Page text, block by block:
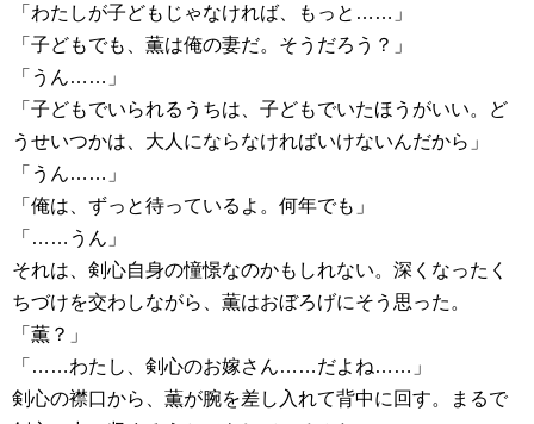
「わたしが子どもじゃなければ、もっと……」
「子どもでも、薫は俺の妻だ。そうだろう？」
「うん……」
「子どもでいられるうちは、子どもでいたほうがいい。ど
うせいつかは、大人にならなければいけないんだから」
「うん……」
「俺は、ずっと待っているよ。何年でも」
「……うん」
それは、剣心自身の憧憬なのかもしれない。深くなったく
ちづけを交わしながら、薫はおぼろげにそう思った。
「薫？」
「……わたし、剣心のお嫁さん……だよね……」
剣心の襟口から、薫が腕を差し入れて背中に回す。まるで